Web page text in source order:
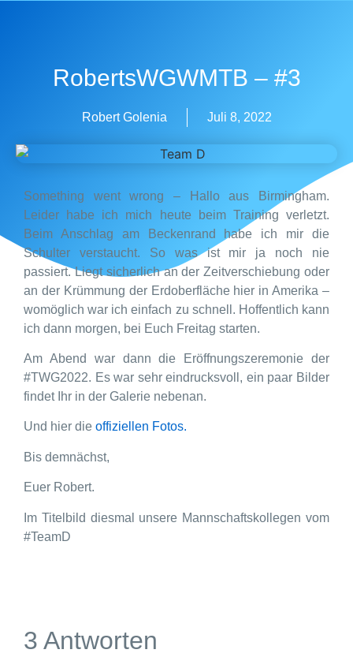
RobertsWGWMTB – #3
Robert Golenia Juli 8, 2022
Something went wrong – Hallo aus Birmingham.
Leider habe ich mich heute beim Training verletzt.
Beim Anschlag am Beckenrand habe ich mir die
Schulter verstaucht. So was ist mir ja noch nie
passiert. Liegt sicherlich an der Zeitverschiebung oder
an der Krümmung der Erdoberfläche hier in Amerika –
womöglich war ich einfach zu schnell. Hoffentlich kann
ich dann morgen, bei Euch Freitag starten.
Am Abend war dann die Eröffnungszeremonie der
#TWG2022. Es war sehr eindrucksvoll, ein paar Bilder
findet Ihr in der Galerie nebenan.
Und hier die offiziellen Fotos.
Bis demnächst,
Euer Robert.
Im Titelbild diesmal unsere Mannschaftskollegen vom
#TeamD
3 Antworten